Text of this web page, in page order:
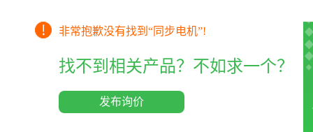
非常抱歉没有找到“同步电机”!
找不到相关产品？不如求一个？
发布询价